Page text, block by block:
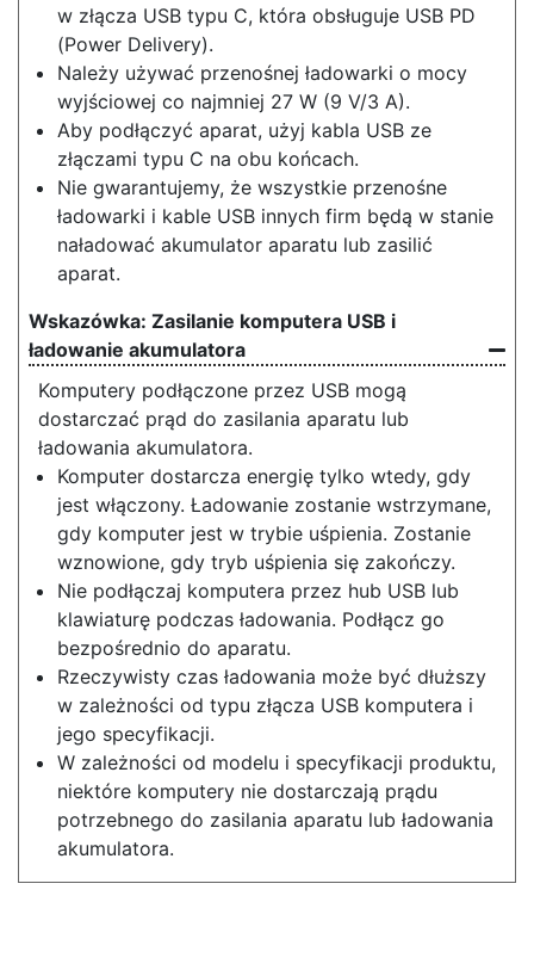
w złącza USB typu C, która obsługuje USB PD
(Power Delivery).
Należy używać przenośnej ładowarki o mocy
wyjściowej co najmniej 27 W (9 V/3 A).
Aby podłączyć aparat, użyj kabla USB ze
złączami typu C na obu końcach.
Nie gwarantujemy, że wszystkie przenośne
ładowarki i kable USB innych firm będą w stanie
naładować akumulator aparatu lub zasilić
aparat.
Zasilanie komputera USB i
ładowanie akumulatora
Komputery podłączone przez USB mogą
dostarczać prąd do zasilania aparatu lub
ładowania akumulatora.
Komputer dostarcza energię tylko wtedy, gdy
jest włączony. Ładowanie zostanie wstrzymane,
gdy komputer jest w trybie uśpienia. Zostanie
wznowione, gdy tryb uśpienia się zakończy.
Nie podłączaj komputera przez hub USB lub
klawiaturę podczas ładowania. Podłącz go
bezpośrednio do aparatu.
Rzeczywisty czas ładowania może być dłuższy
w zależności od typu złącza USB komputera i
jego specyfikacji.
W zależności od modelu i specyfikacji produktu,
niektóre komputery nie dostarczają prądu
potrzebnego do zasilania aparatu lub ładowania
akumulatora.